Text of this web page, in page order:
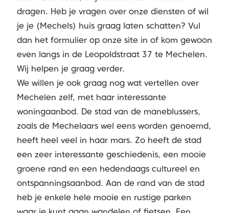
dragen. Heb je vragen over onze diensten of wil
je je (Mechels) huis graag laten schatten? Vul
dan het formulier op onze site in of kom gewoon
even langs in de Leopoldstraat 37 te Mechelen.
Wij helpen je graag verder.
We willen je ook graag nog wat vertellen over
Mechelen zelf, met haar interessante
woningaanbod. De stad van de maneblussers,
zoals de Mechelaars wel eens worden genoemd,
heeft heel veel in haar mars. Zo heeft de stad
een zeer interessante geschiedenis, een mooie
groene rand en een hedendaags cultureel en
ontspanningsaanbod. Aan de rand van de stad
heb je enkele hele mooie en rustige parken